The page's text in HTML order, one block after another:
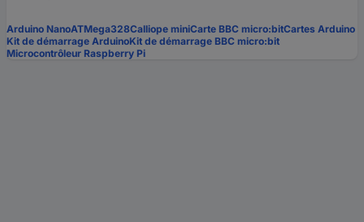
Arduino NanoATMega328Calliope miniCarte BBC micro:bitCartes Arduino
Kit de démarrage ArduinoKit de démarrage BBC micro:bit
Microcontrôleur Raspberry Pi